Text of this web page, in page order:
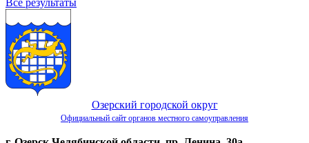
Все результаты
Озерский городской округ
Официальный сайт органов местного самоуправления